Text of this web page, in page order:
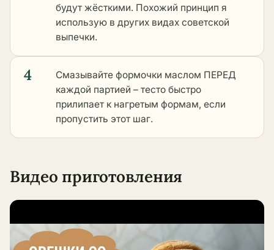
будут жёсткими. Похожий принцип я
использую в других видах советской
выпечки.
4
Смазывайте формочки маслом ПЕРЕД
каждой партией – тесто быстро
прилипает к нагретым формам, если
пропустить этот шаг.
Видео приготовления